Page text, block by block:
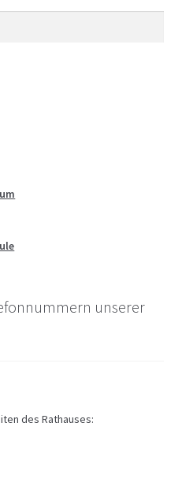
unserer
des Rathauses: